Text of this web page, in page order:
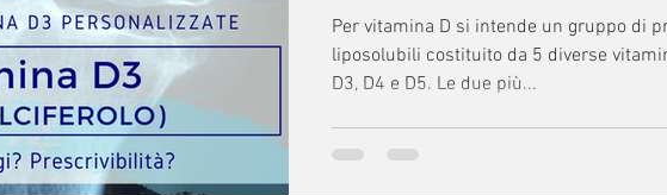
Per vitamina D si intende un gruppo di
liposolubili costituito da 5 diverse
D3, D4 e D5. Le due più...